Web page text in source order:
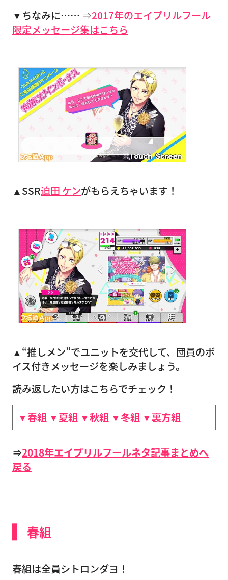
▼ちなみに…… ⇒2017年のエイプリルフール
限定メッセージ集はこちら
▲SSR迫田 ケンがもらえちゃいます！
▲“推しメン”でユニットを交代して、団員のボ
イス付きメッセージを楽しみましょう。
読み返したい方はこちらでチェック！
▼春組 ▼夏組 ▼秋組 ▼冬組 ▼裏方組
⇒2018年エイプリルフールネタ記事まとめへ
戻る
春組
春組は全員シトロンダヨ！